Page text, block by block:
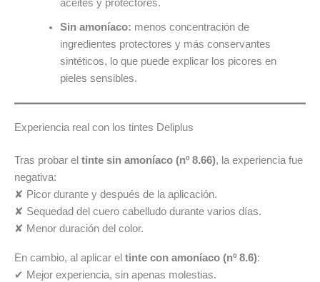
aceites y protectores.
Sin amoníaco: menos concentración de
ingredientes protectores y más conservantes
sintéticos, lo que puede explicar los picores en
pieles sensibles.
Experiencia real con los tintes Deliplus
Tras probar el tinte sin amoníaco (nº 8.66), la experiencia fue
negativa:
✘ Picor durante y después de la aplicación.
✘ Sequedad del cuero cabelludo durante varios días.
✘ Menor duración del color.
En cambio, al aplicar el tinte con amoníaco (nº 8.6):
✔ Mejor experiencia, sin apenas molestias.